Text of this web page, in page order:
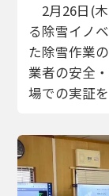
2月26日(
る除雪イノ
た除雪作業
業者の安全
場での実証